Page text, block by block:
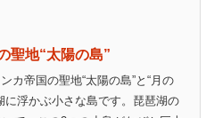
聖地“太陽の島”
カ帝国の聖地“太陽の島”と“月の
に浮かぶ小さな島です。琵琶湖の